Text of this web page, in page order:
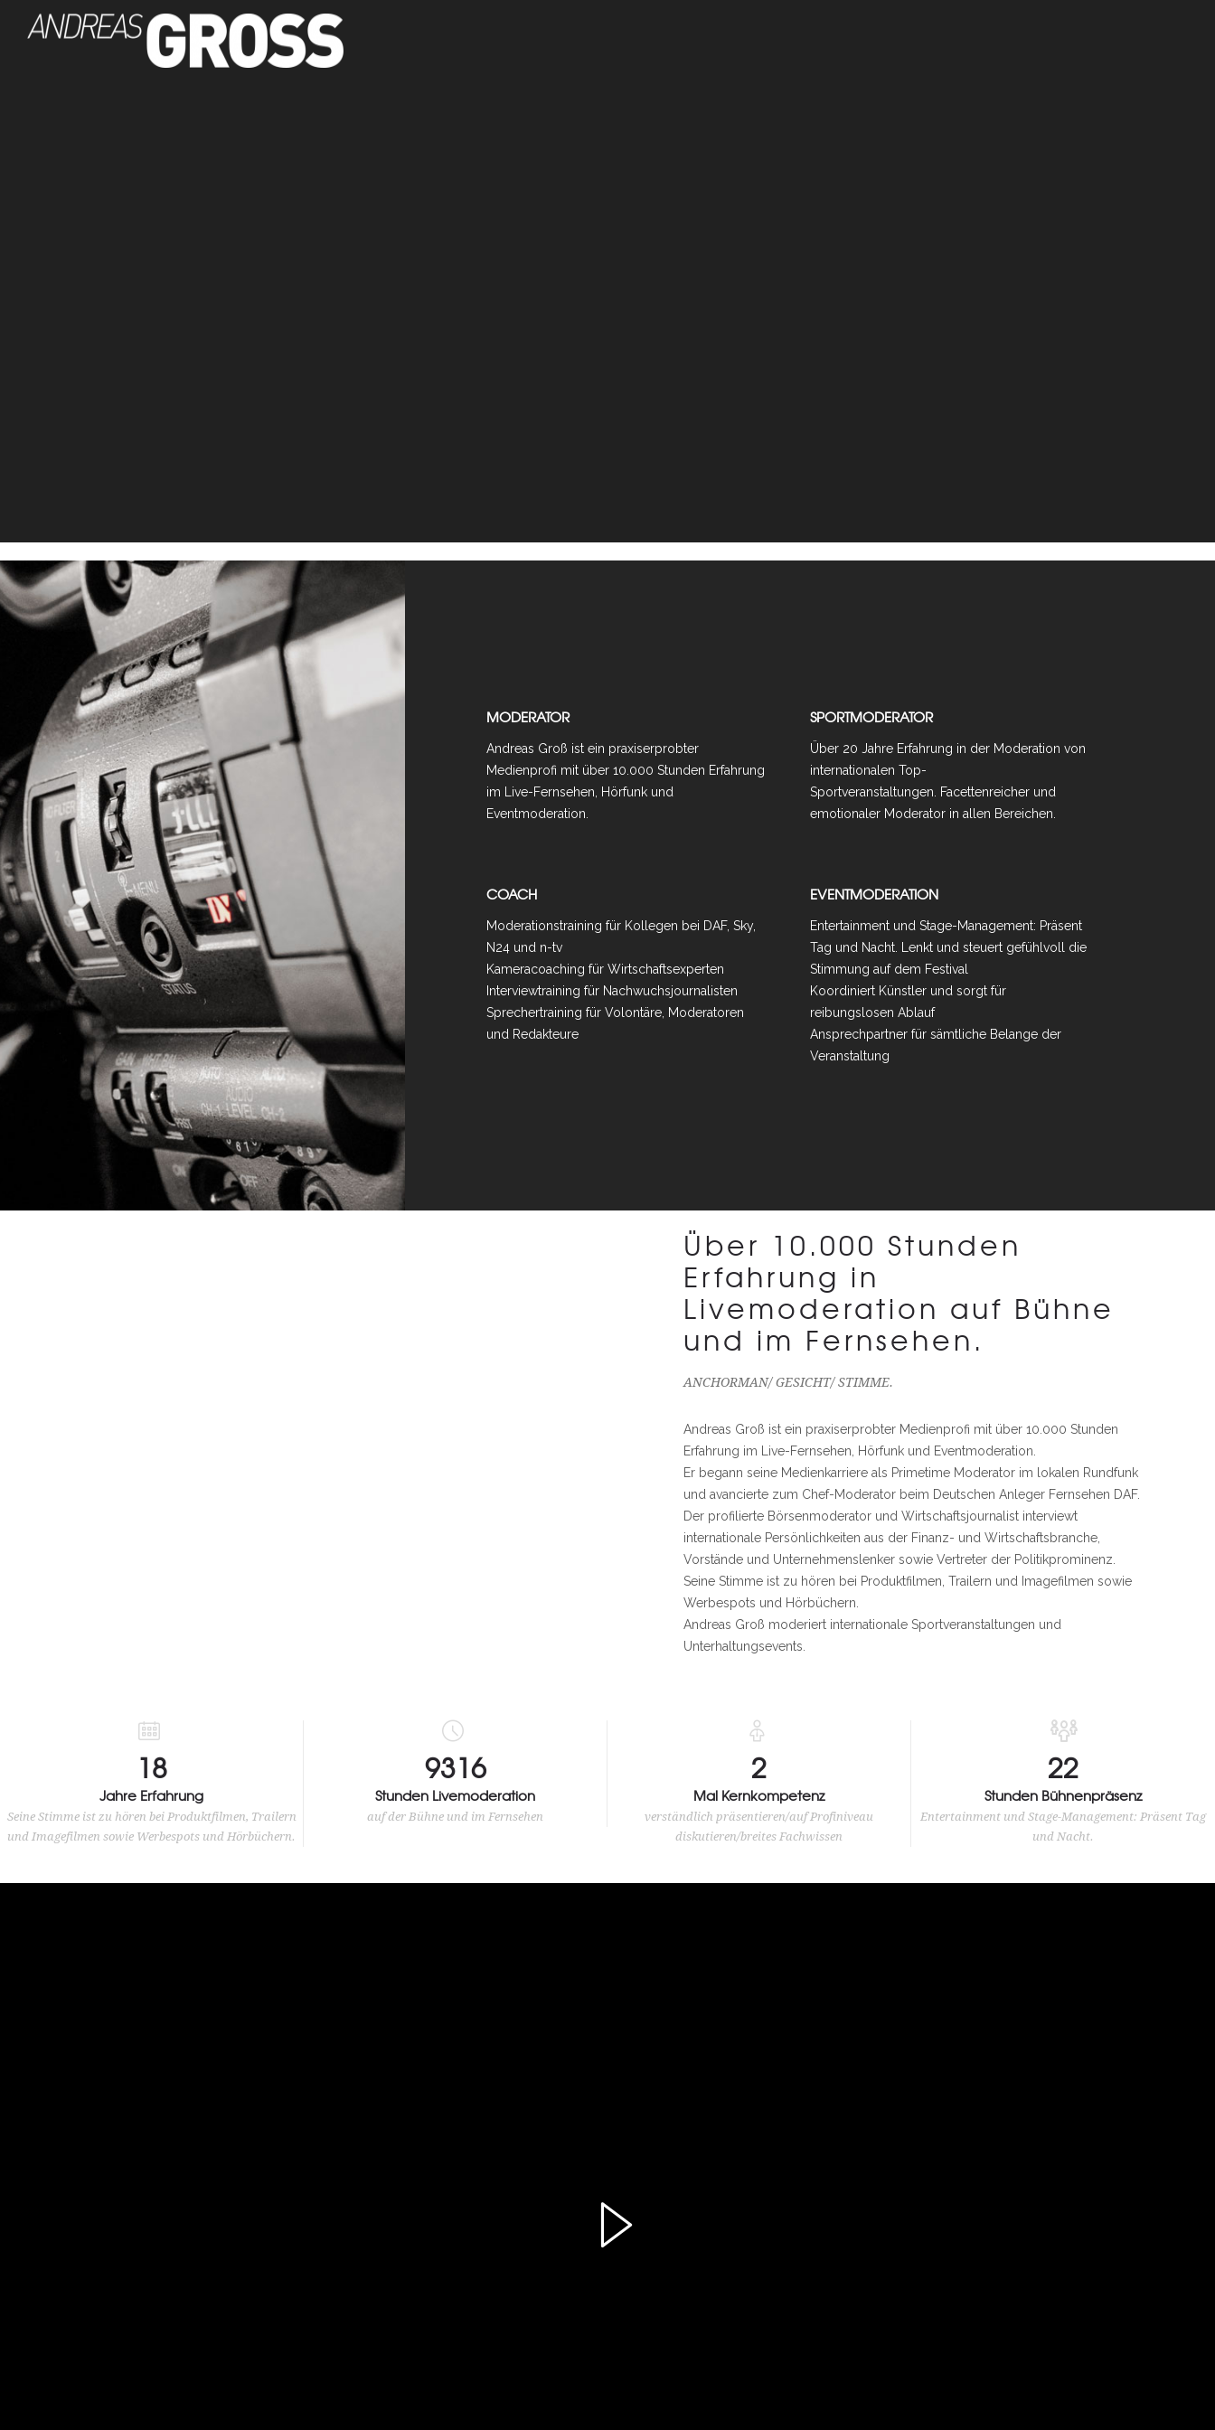
MODERATOR
Andreas Groß ist ein praxiserprobter
Medienprofi mit über 10.000 Stunden Erfahrung
im Live-Fernsehen, Hörfunk und
Eventmoderation.
COACH
Moderationstraining für Kollegen bei DAF, Sky,
N24 und n-tv
Kameracoaching für Wirtschaftsexperten
Interviewtraining für Nachwuchsjournalisten
Sprechertraining für Volontäre, Moderatoren
und Redakteure
SPORTMODERATOR
Über 20 Jahre Erfahrung in der Moderation von
internationalen Top-
Sportveranstaltungen. Facettenreicher und
emotionaler Moderator in allen Bereichen.
EVENTMODERATION
Entertainment und Stage-Management: Präsent
Tag und Nacht. Lenkt und steuert gefühlvoll die
Stimmung auf dem Festival
Koordiniert Künstler und sorgt für
reibungslosen Ablauf
Ansprechpartner für sämtliche Belange der
Veranstaltung
Über 10.000 Stunden
Erfahrung in
Livemoderation auf Bühne
und im Fernsehen.
ANCHORMAN/ GESICHT/ STIMME.
Andreas Groß ist ein praxiserprobter Medienprofi mit über 10.000 Stunden
Erfahrung im Live-Fernsehen, Hörfunk und Eventmoderation.
Er begann seine Medienkarriere als Primetime Moderator im lokalen Rundfunk
und avancierte zum Chef-Moderator beim Deutschen Anleger Fernsehen DAF.
Der profilierte Börsenmoderator und Wirtschaftsjournalist interviewt
internationale Persönlichkeiten aus der Finanz- und Wirtschaftsbranche,
Vorstände und Unternehmenslenker sowie Vertreter der Politikprominenz.
Seine Stimme ist zu hören bei Produktfilmen, Trailern und Imagefilmen sowie
Werbespots und Hörbüchern.
Andreas Groß moderiert internationale Sportveranstaltungen und
Unterhaltungsevents.
20
Jahre Erfahrung
Seine Stimme ist zu hören bei Produktfilmen, Trailern
und Imagefilmen sowie Werbespots und Hörbüchern.
10000
Stunden Livemoderation
auf der Bühne und im Fernsehen
3
Mal Kernkompetenz
verständlich präsentieren/auf Profiniveau
diskutieren/breites Fachwissen
24
Stunden Bühnenpräsenz
Entertainment und Stage-Management: Präsent Tag
und Nacht.